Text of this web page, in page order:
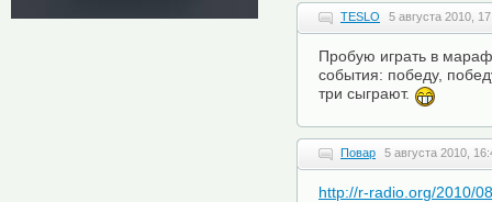
TESLO 5 августа 2010,
Пробую играть в
события: победу,
три сыграют.
Повар 5 августа 2010,
http://r-radio.org/2010/